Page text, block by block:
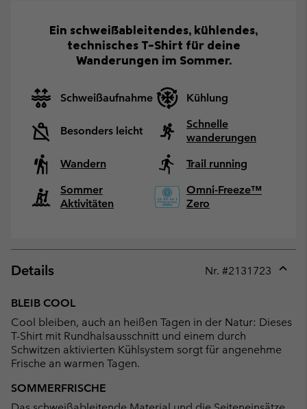
Ein schweißableitendes, kühlendes,
technisches T-Shirt für deine
Wanderungen im Sommer.
Schweißaufnahme Kühlung
Besonders leicht
Schnelle
wanderungen
Wandern
Trail running
Sommer
Aktivitäten
Omni-Freeze™
Zero
Details Nr. #2131723
BLEIB COOL
Cool bleiben, auch an heißen Tagen in der Natur: Dieses
T-Shirt mit Rundhalsausschnitt und einem durch
Schwitzen aktivierten Kühlsystem sorgt für angenehme
Frische an warmen Tagen.
SOMMERFRISCHE